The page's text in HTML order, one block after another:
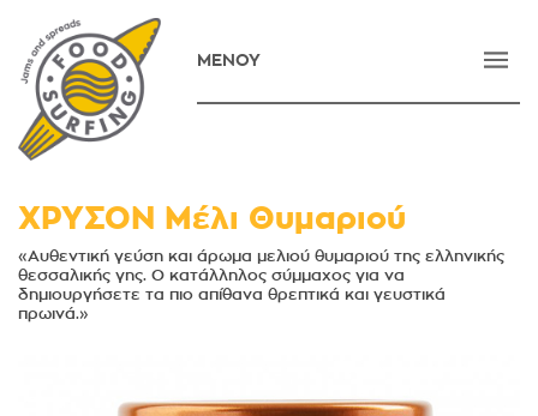
ΜΕΝΟΥ
ΑΡΧΙΚΗ
ΠΡΟΪΟΝΤΑ
ΝΕΑ
ΕΠΙΚΟΙΝΩΝΙΑ
ENGLISH
ΧΡΥΣΟΝ Μέλι Θυμαριού
«Αυθεντική γεύση και άρωμα μελιού θυμαριού της ελληνικής
θεσσαλικής γης. Ο κατάλληλος σύμμαχος για να
δημιουργήσετε τα πιο απίθανα θρεπτικά και γευστικά
πρωινά.»